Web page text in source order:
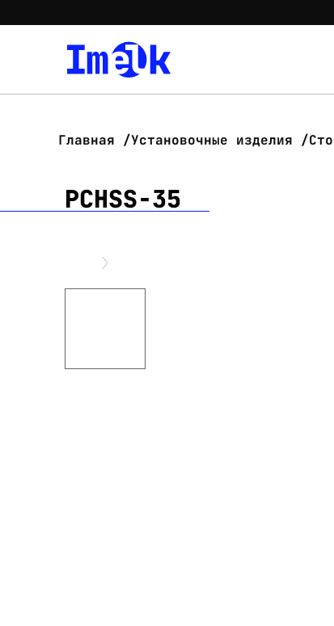
Главная Установочные изделия
PCHSS-35